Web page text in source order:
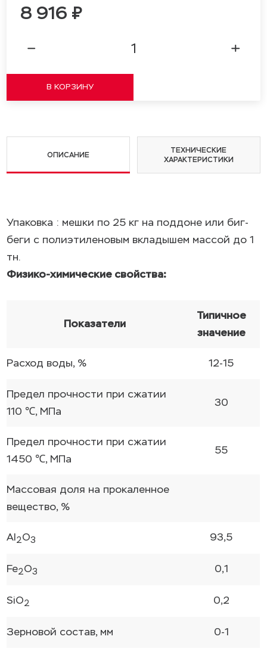
8 916 ₽
ОПИСАНИЕ
ТЕХНИЧЕСКИЕ
ХАРАКТЕРИСТИКИ
Упаковка : мешки по 25 кг на поддоне или биг-
беги с полиэтиленовым вкладышем массой до 1
тн.
Физико-химические свойства:
Показатели
Типичное
значение
Расход воды, % 12-15
Предел прочности при сжатии
110 ℃, МПа
30
Предел прочности при сжатии
1450 ℃, МПа
55
Массовая доля на прокаленное
вещество, %
Al2O3 93,5
Fe2O3 0,1
SiO2 0,2
Зерновой состав, мм 0-1